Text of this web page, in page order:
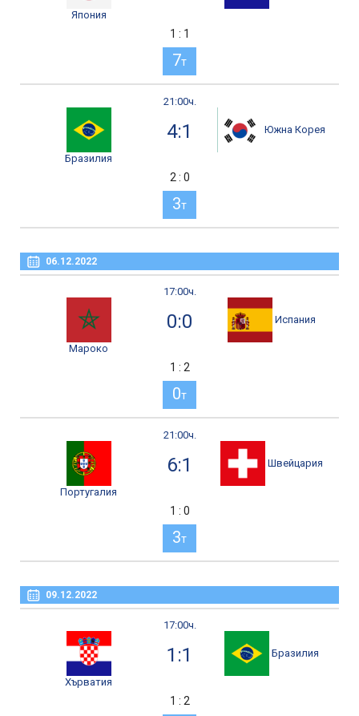
Япония
1 : 1
7т
21:00ч.
Бразилия
4:1 Южна Корея
2 : 0
3т
06.12.2022
17:00ч.
Мароко
0:0 Испания
1 : 2
0т
21:00ч.
Португалия
6:1 Швейцария
1 : 0
3т
09.12.2022
17:00ч.
Хърватия
1:1 Бразилия
1 : 2